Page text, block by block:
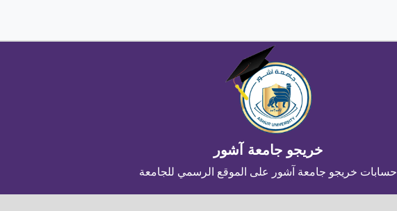
خريجو جامعة آشور
حسابات خريجو جامعة آشور على الموقع الرسمي للجامعة